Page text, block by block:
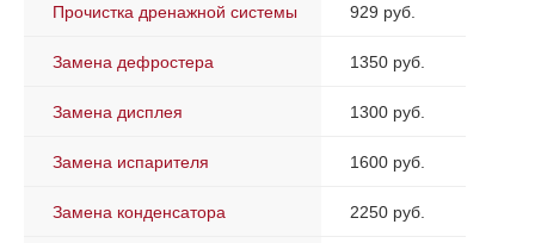
Прочистка дренажной системы 929 руб.
Замена дефростера 1350 руб.
Замена дисплея 1300 руб.
Замена испарителя 1600 руб.
Замена конденсатора 2250 руб.